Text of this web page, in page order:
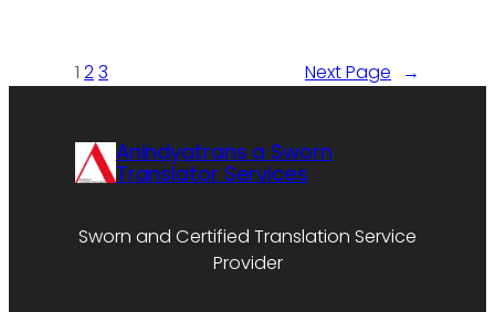
1 23 Next Page →
Anindyatrans a Sworn
Translator Services
Sworn and Certified Translation Service
Provider